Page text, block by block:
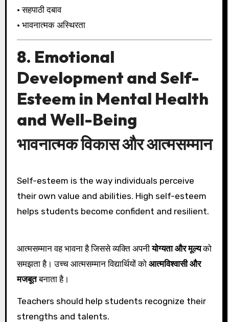
• सहपाठी दबाव
• भावनात्मक अस्थिरता
8. Emotional
Development and Self-
Esteem in Mental Health
and Well-Being
भावनात्मक विकास और आत्मसम्मान
Self-esteem is the way individuals perceive
their own value and abilities. High self-esteem
helps students become confident and resilient.
आत्मसम्मान वह भावना है जिससे व्यक्ति अपनीयोग्यता और मूल्यको
समझता है। उच्च आत्मसम्मान विद्यार्थियों को आत्मविश्वासी और
मजबूतबनाता है।
Teachers should help students recognize their
strengths and talents.